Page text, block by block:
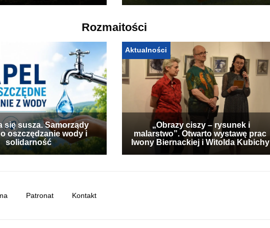
Rozmaitości
się susza. Samorządy
oszczędzanie wody i
solidarność
Aktualności
„Obrazy ciszy – rysunek i
malarstwo”. Otwarto wystawę prac
Iwony Biernackiej i Witolda Kubichy
Patronat Kontakt